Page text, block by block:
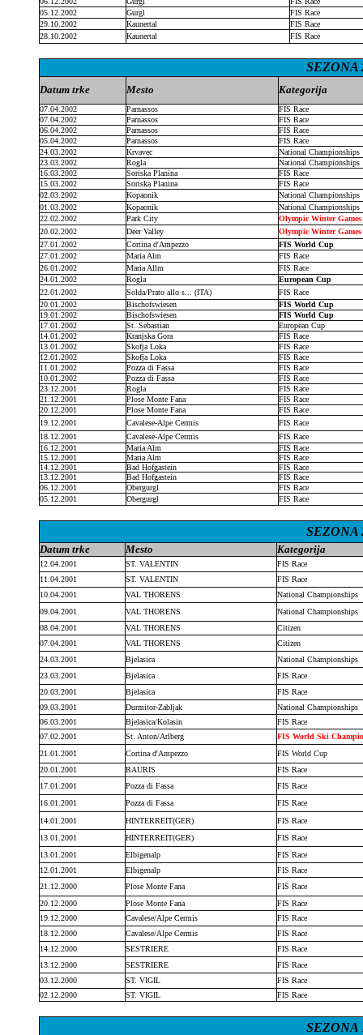
05.12.2002
Gurgl
FIS Race
29.10.2002
Kaunertal
FIS Race
28.10.2002
Kaunertal FIS Race
SEZONA
Datum trke Mesto Kategorija
07.04.2002 Parnassos
FIS Race
07.04.2002
Parnassos
FIS Race
06.04.2002
Parnassos
FIS Race
05.04.2002
Parnassos
FIS Race
24.03.2002
Krvavec
National Championships
23.03.2002
Rogla
National Championships
16.03.2002
Soriska Planina
FIS Race
15.03.2002
Soriska Planina
FIS Race
02.03.2002
Kopaonik
National Championships
01.03.2002
Kopaonik
National Championships
22.02.2002
Park City
Olympic Winter Games
20.02.2002
Deer Valley
Olympic Winter Games
27.01.2002
Cortina d'Ampezzo
FIS World Cup
27.01.2002
Maria Alm
FIS Race
26.01.2002
Maria Allm
FIS Race
24.01.2002
Rogla
European Cup
22.01.2002
Solda/Prato allo s... (ITA)
FIS Race
20.01.2002
Bischofswiesen
FIS World Cup
19.01.2002
Bischofswiesen
FIS World Cup
17.01.2002
St. Sebastian
European Cup
14.01.2002
Kranjska Gora
FIS Race
13.01.2002
Skofja Loka
FIS Race
12.01.2002
Skofja Loka
FIS Race
11.01.2002
Pozza di Fassa
FIS Race
10.01.2002
Pozza di Fassa
FIS Race
23.12.2001
Rogla
FIS Race
21.12.2001
Plose Monte Fana
FIS Race
20.12.2001
Plose Monte Fana
FIS Race
19.12.2001
Cavalese-Alpe Cermis
FIS Race
18.12.2001
Cavalese-Alpe Cermis
FIS Race
16.12.2001
Maria Alm
FIS Race
15.12.2001
Maria Alm
FIS Race
14.12.2001
Bad Hofgastein
FIS Race
13.12.2001
Bad Hofgastein
FIS Race
06.12.2001
Obergurgl
FIS Race
05.12.2001
Obergurgl FIS Race
SEZONA
Datum trke Mesto Kategorija
12.04.2001 ST. VALENTIN
FIS Race
11.04.2001
ST. VALENTIN
FIS Race
10.04.2001
VAL THORENS
National Championships
09.04.2001
VAL THORENS
National Championships
08.04.2001
VAL THORENS
Citizen
07.04.2001
VAL THORENS
Citizen
24.03.2001
Bjelasica
National Championships
23.03.2001
Bjelasica
FIS Race
20.03.2001
Bjelasica
FIS Race
09.03.2001
Durmitor-Zabljak
National Championships
06.03.2001
Bjelasica/Kolasin
FIS Race
07.02.2001
St. Anton/Arlberg
FIS World Ski
21.01.2001
Cortina d'Ampezzo
FIS World Cup
20.01.2001
RAURIS
FIS Race
17.01.2001
Pozza di Fassa
FIS Race
16.01.2001
Pozza di Fassa
FIS Race
14.01.2001
HINTERREIT(GER)
FIS Race
13.01.2001
HINTERREIT(GER)
FIS Race
13.01.2001
Elbigenalp
FIS Race
12.01.2001
Elbigenalp
FIS Race
21.12.2000
Plose Monte Fana
FIS Race
20.12.2000
Plose Monte Fana
FIS Race
19.12.2000
Cavalese/Alpe Cermis
FIS Race
18.12.2000
Cavalese/Alpe Cermis
FIS Race
14.12.2000
SESTRIERE
FIS Race
13.12.2000
SESTRIERE
FIS Race
03.12.2000
ST. VIGIL
FIS Race
02.12.2000
ST. VIGIL FIS Race
SEZONA